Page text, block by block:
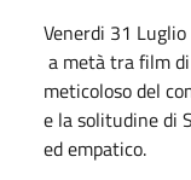
Venerdi 31
a metà tra film
meticoloso del
e la solitudine di
ed empatico.